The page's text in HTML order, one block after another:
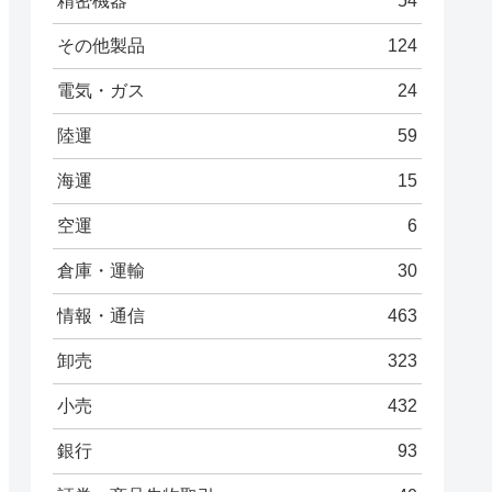
その他製品 124
電気・ガス 24
陸運 59
海運 15
空運 6
倉庫・運輸 30
情報・通信 463
卸売 323
小売 432
銀行 93